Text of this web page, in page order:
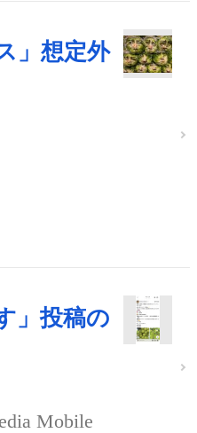
」想定外
」投稿の
Mobile